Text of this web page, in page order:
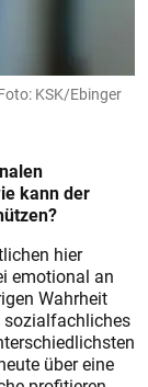
KSK/Ebinger
kann der
hier
emotional an
Wahrheit
sozialfachliches
über eine